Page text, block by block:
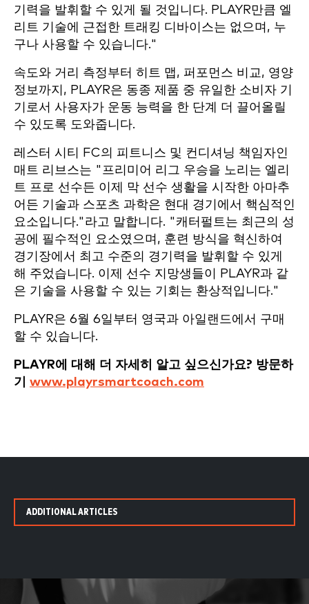
기력을 발휘할 수 있게 될 것입니다. PLAYR만큼 엘
리트 기술에 근접한 트래킹 디바이스는 없으며, 누
구나 사용할 수 있습니다."
속도와 거리 측정부터 히트 맵, 퍼포먼스 비교, 영양
정보까지, PLAYR은 동종 제품 중 유일한 소비자 기
기로서 사용자가 운동 능력을 한 단계 더 끌어올릴
수 있도록 도와줍니다.
레스터 시티 FC의 피트니스 및 컨디셔닝 책임자인
매트 리브스는 "프리미어 리그 우승을 노리는 엘리
트 프로 선수든 이제 막 선수 생활을 시작한 아마추
어든 기술과 스포츠 과학은 현대 경기에서 핵심적인
요소입니다."라고 말합니다. "캐터펄트는 최근의 성
공에 필수적인 요소였으며, 훈련 방식을 혁신하여
경기장에서 최고 수준의 경기력을 발휘할 수 있게
해 주었습니다. 이제 선수 지망생들이 PLAYR과 같
은 기술을 사용할 수 있는 기회는 환상적입니다."
PLAYR은 6월 6일부터 영국과 아일랜드에서 구매
할 수 있습니다.
PLAYR에 대해 더 자세히 알고 싶으신가요? 방문하
기 www.playrsmartcoach.com
ADDITIONAL ARTICLES